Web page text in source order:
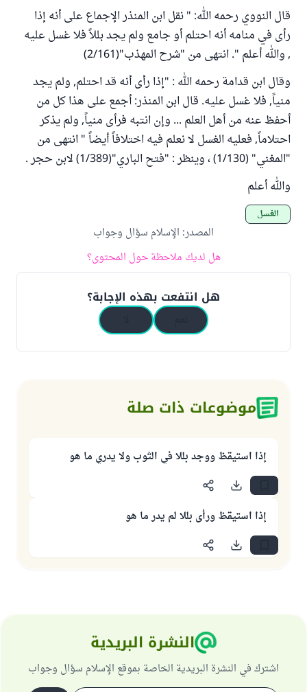
قال النووي رحمه الله: " نقل ابن المنذر الإجماع على أنه إذا
رأى في منامه أنه احتلم أو جامع ولم يجد بللاً فلا غسل عليه
, والله أعلم ". انتهى من "شرح المهذب"(2/161)
وقال ابن قدامة رحمه الله : "إذا رأى أنه قد احتلم, ولم يجد
منياً, فلا غسل عليه. قال ابن المنذر: أجمع على هذا كل من
أحفظ عنه من أهل العلم ... وإن انتبه فرأى منياً, ولم يذكر
احتلاماً, فعليه الغسل لا نعلم فيه اختلافاً أيضاً " انتهى من
"المغني" (1/130) ، وينظر : "فتح الباري"(1/389) لابن حجر .
والله أعلم
الغسل
المصدر: الإسلام سؤال وجواب
هل لديك ملاحظة حول المحتوى؟
هل انتفعت بهذه الإجابة؟
موضوعات ذات صلة
إذا استيقظ ووجد بللا في الثوب ولا يدري ما هو
إذا استيقظ ورأى بللا لم يدر ما هو
النشرة البريدية
اشترك في النشرة البريدية الخاصة بموقع الإسلام سؤال وجواب